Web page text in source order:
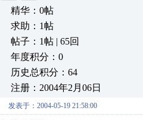
精华：0帖
求助：1帖
帖子：1帖 | 65回
年度积分：0
历史总积分：64
注册：2004年2月06日
发表于：2004-05-19 21:58:00